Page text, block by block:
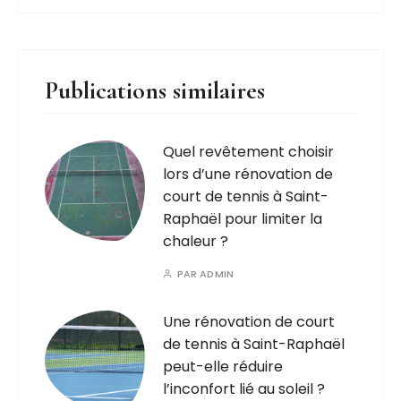
Publications similaires
Quel revêtement choisir
lors d’une rénovation de
court de tennis à Saint-
Raphaël pour limiter la
chaleur ?
PARADMIN
Une rénovation de court
de tennis à Saint-Raphaël
peut-elle réduire
l’inconfort lié au soleil ?